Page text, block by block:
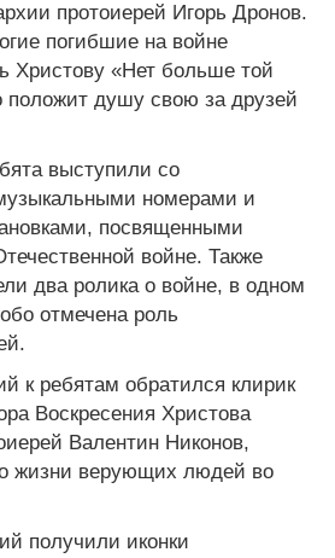
протоиерей Игорь Дронов.
погибшие на войне
Христову «Нет больше той
положит душу свою за друзей
выступили со
номерами и
посвященными
войне. Также
два ролика о войне, в одном
отмечена роль
к ребятам обратился клирик
Воскресения Христова
Валентин Никонов,
о жизни верующих людей во
получили иконки